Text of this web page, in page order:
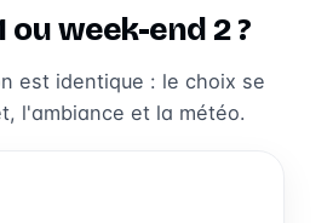
ou week-end 2 ?
est identique : le choix se
l'ambiance et la météo.